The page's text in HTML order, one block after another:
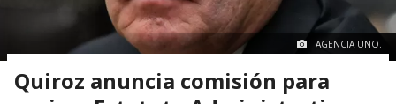
AGENCIA UNO.
Quiroz anuncia comisión para